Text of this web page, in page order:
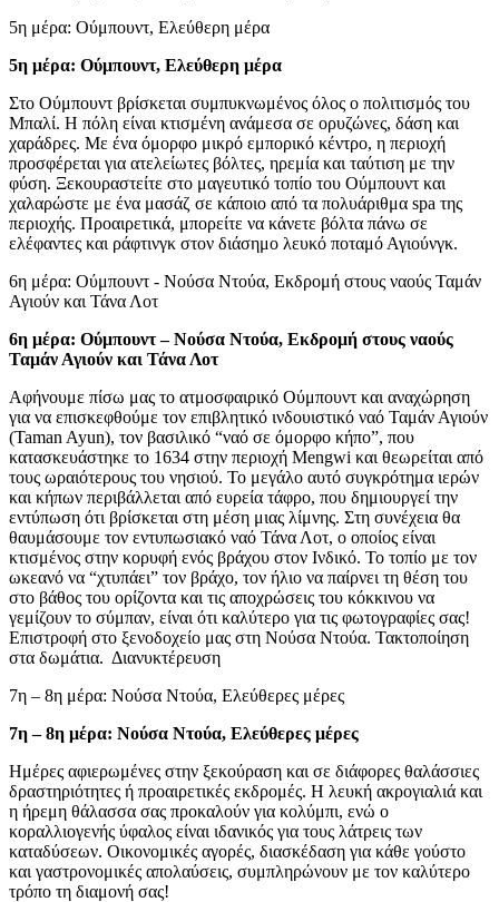
5η μέρα: Ούμπουντ, Ελεύθερη μέρα
5η μέρα: Ούμπουντ, Ελεύθερη μέρα
Στο Ούμπουντ βρίσκεται συμπυκνωμένος όλος ο πολιτισμός του
Μπαλί. Η πόλη είναι κτισμένη ανάμεσα σε ορυζώνες, δάση και
χαράδρες. Με ένα όμορφο μικρό εμπορικό κέντρο, η περιοχή
προσφέρεται για ατελείωτες βόλτες, ηρεμία και ταύτιση με την
φύση. Ξεκουραστείτε στο μαγευτικό τοπίο του Ούμπουντ και
χαλαρώστε με ένα μασάζ σε κάποιο από τα πολυάριθμα spa της
περιοχής. Προαιρετικά, μπορείτε να κάνετε βόλτα πάνω σε
ελέφαντες και ράφτινγκ στον διάσημο λευκό ποταμό Αγιούνγκ.
6η μέρα: Ούμπουντ - Νούσα Ντούα, Εκδρομή στους ναούς Ταμάν
Αγιούν και Τάνα Λοτ
6η μέρα: Ούμπουντ – Νούσα Ντούα, Εκδρομή στους ναούς
Ταμάν Αγιούν και Τάνα Λοτ
Αφήνουμε πίσω μας το ατμοσφαιρικό Ούμπουντ και αναχώρηση
για να επισκεφθούμε τον επιβλητικό ινδουιστικό ναό Ταμάν Αγιούν
(Taman Ayun), τον βασιλικό “ναό σε όμορφο κήπο”, που
κατασκευάστηκε το 1634 στην περιοχή Mengwi και θεωρείται από
τους ωραιότερους του νησιού. Το μεγάλο αυτό συγκρότημα ιερών
και κήπων περιβάλλεται από ευρεία τάφρο, που δημιουργεί την
εντύπωση ότι βρίσκεται στη μέση μιας λίμνης. Στη συνέχεια θα
θαυμάσουμε τον εντυπωσιακό ναό Τάνα Λοτ, ο οποίος είναι
κτισμένος στην κορυφή ενός βράχου στον Ινδικό. Το τοπίο με τον
ωκεανό να “χτυπάει” τον βράχο, τον ήλιο να παίρνει τη θέση του
στο βάθος του ορίζοντα και τις αποχρώσεις του κόκκινου να
γεμίζουν το σύμπαν, είναι ότι καλύτερο για τις φωτογραφίες σας!
Επιστροφή στο ξενοδοχείο μας στη Νούσα Ντούα. Τακτοποίηση
στα δωμάτια. Διανυκτέρευση
7η – 8η μέρα: Νούσα Ντούα, Ελεύθερες μέρες
7η – 8η μέρα: Νούσα Ντούα, Ελεύθερες μέρες
Ημέρες αφιερωμένες στην ξεκούραση και σε διάφορες θαλάσσιες
δραστηριότητες ή προαιρετικές εκδρομές. Η λευκή ακρογιαλιά και
η ήρεμη θάλασσα σας προκαλούν για κολύμπι, ενώ ο
κοραλλιογενής ύφαλος είναι ιδανικός για τους λάτρεις των
καταδύσεων. Οικονομικές αγορές, διασκέδαση για κάθε γούστο
και γαστρονομικές απολαύσεις, συμπληρώνουν με τον καλύτερο
τρόπο τη διαμονή σας!